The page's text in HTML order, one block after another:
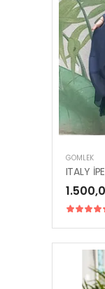
GÖMLEK
ITALY